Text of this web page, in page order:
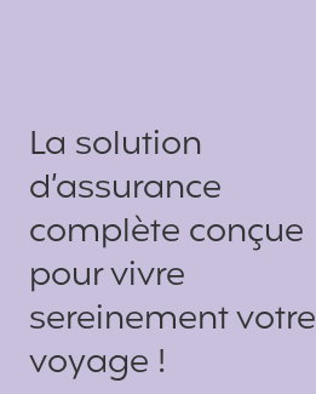
La solution
d’assurance
complète conçue
pour vivre
sereinement votre
voyage !